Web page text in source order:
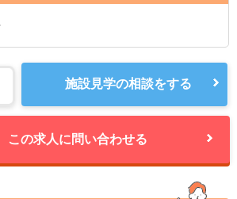
施設見学の相談をする
この求人に問い合わせる